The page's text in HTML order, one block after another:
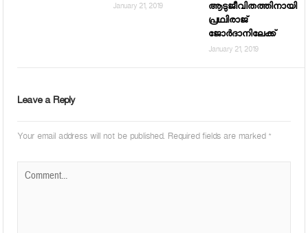
January 21, 2019
ആടുജീവിതത്തിനായി
പ്രഥ്വിരാജ്
ജോര്‍ദാനിലേക്ക്
January 21, 2019
Leave a Reply
Your email address will not be published. Required fields are marked *